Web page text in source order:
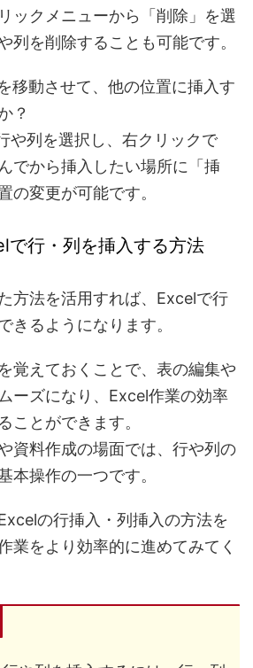
ックメニューから「削除」を選
列を削除することも可能です。
移動させて、他の位置に挿入す
？
や列を選択し、右クリックで
でから挿入したい場所に「挿
の変更が可能です。
で行・列を挿入する方法
方法を活用すれば、 Excelで行
きるようになります。
覚えておくことで、 表の編集や
ーズになり、Excel作業の効率
ことができます。
資料作成の場面では、行や列の
本操作の一つです。
の行挿入・列挿入の方法を
業をより効率的に進めてみてく